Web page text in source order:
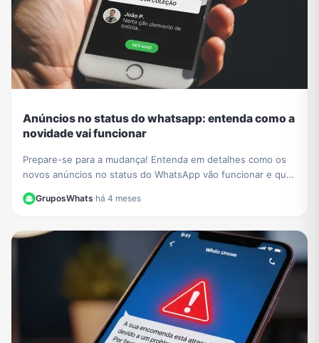
Anúncios no status do whatsapp: entenda como a
novidade vai funcionar
Prepare-se para a mudança! Entenda em detalhes como os
novos anúncios no status do WhatsApp vão funcionar e qual
GruposWhats·há 4 meses